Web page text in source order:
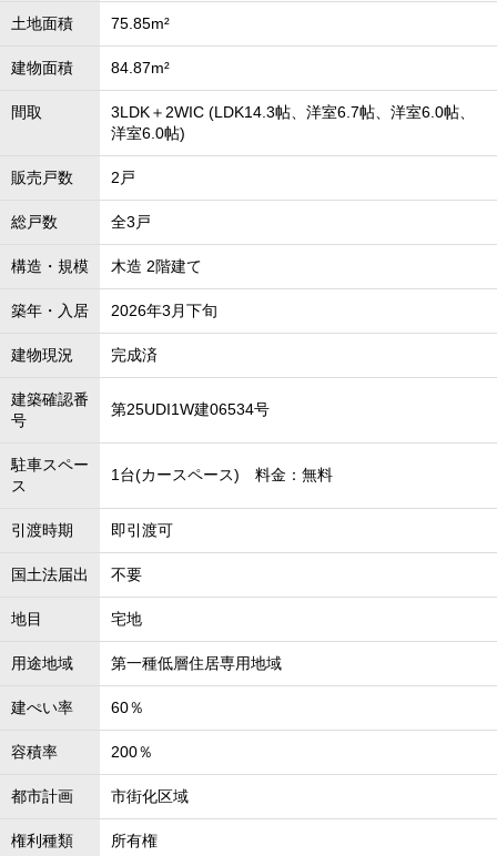
土地面積 75.85m²
建物面積 84.87m²
間取
3LDK＋2WIC (LDK14.3帖、洋室6.7帖、洋室6.0帖、
洋室6.0帖)
販売戸数 2戸
総戸数 全3戸
構造・規模 木造 2階建て
築年・入居 2026年3月下旬
建物現況 完成済
建築確認番
号
第25UDI1W建06534号
駐車スペー
ス
1台(カースペース) 料金：無料
引渡時期 即引渡可
国土法届出 不要
地目 宅地
用途地域 第一種低層住居専用地域
建ぺい率 60％
容積率 200％
都市計画 市街化区域
権利種類 所有権